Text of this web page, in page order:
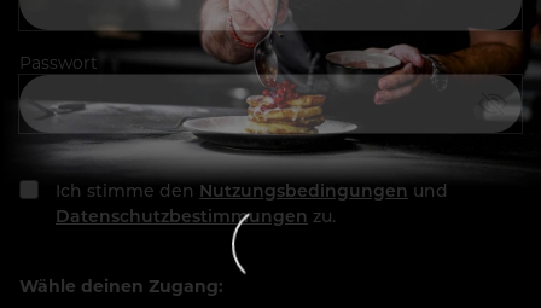
Passwort
Ich stimme den Nutzungsbedingungen und
Datenschutzbestimmungen zu.
Wähle deinen Zugang: